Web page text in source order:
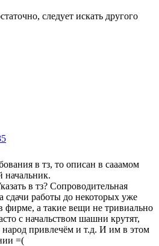
следует искать другого
в тз, то описан в сааамом
начальник.
в тз? Сопроводительная
сдачи работы до некоторых уже
фирме, а такие вещи не тривиально
с начальством шашни крутят,
народ привлечём и т.д. И им в этом
=(